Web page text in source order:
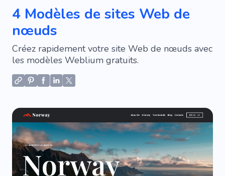
4 Modèles de sites Web de
nœuds
Créez rapidement votre site Web de nœuds avec
les modèles Weblium gratuits.